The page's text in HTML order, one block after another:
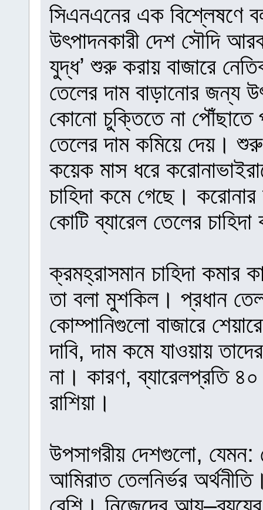
সিএনএনের এক বিশ্লেষণে
উৎপাদনকারী দেশ সৌদি
যুদ্ধ’ শুরু করায় বাজারে
তেলের দাম বাড়ানোর জন্য
কোনো চুক্তিতে না পৌঁছাতে
তেলের দাম কমিয়ে দেয়।
কয়েক মাস ধরে
চাহিদা কমে গেছে।
কোটি ব্যারেল তেলের
ক্রমহ্রাসমান চাহিদা কমার
তা বলা মুশকিল। প্রধান
কোম্পানিগুলো বাজারে
দাবি, দাম কমে যাওয়ায়
না। কারণ, ব্যারেলপ্রতি ৪০
রাশিয়া।
উপসাগরীয় দেশগুলো,
আমিরাত তেলনির্ভর